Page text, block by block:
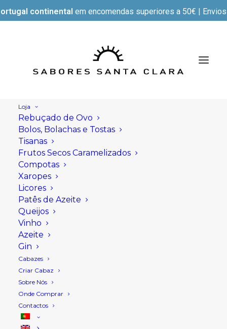
continental em encomendas superiores a 50€ |
Loja
Rebuçado de Ovo
Bolos, Bolachas e Tostas
Tisanas
Frutos Secos Caramelizados
Compotas
Xaropes
Licores
Patês de Azeite
Queijos
Vinho
Azeite
Gin
Cabazes
Criar Cabaz
Sobre Nós
Onde Comprar
Contactos